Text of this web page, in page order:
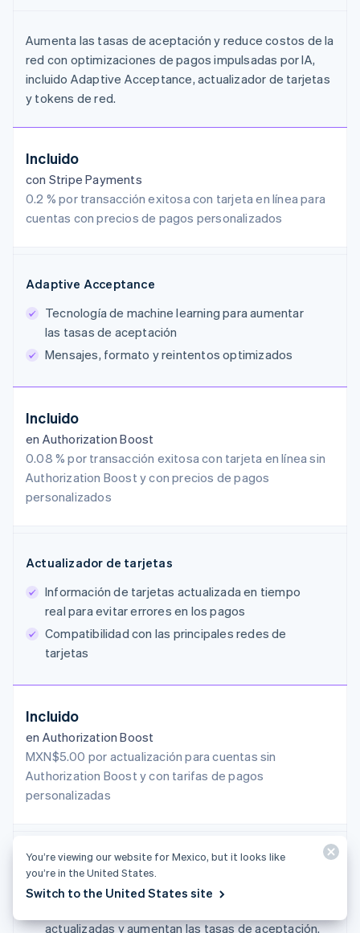
Aumenta las tasas de aceptación y reduce costos de la
red con optimizaciones de pagos impulsadas por IA,
incluido Adaptive Acceptance, actualizador de tarjetas
y tokens de red.
Incluido
con Stripe Payments
0.2 % por transacción exitosa con tarjeta en línea para
cuentas con precios de pagos personalizados
Adaptive Acceptance
Tecnología de machine learning para aumentar
las tasas de aceptación
Mensajes, formato y reintentos optimizados
Incluido
en Authorization Boost
0.08 % por transacción exitosa con tarjeta en línea sin
Authorization Boost y con precios de pagos
personalizados
Actualizador de tarjetas
Información de tarjetas actualizada en tiempo
real para evitar errores en los pagos
Compatibilidad con las principales redes de
tarjetas
Incluido
en Authorization Boost
MXN$5.00 por actualización para cuentas sin
Authorization Boost y con tarifas de pagos
personalizadas
Tokens de red
Credenciales de pago más seguras que
actualizadas y aumentan las tasas de aceptación.
You’re viewing our website for Mexico, but it looks like
you’re in the United States.
Switch to the United States site